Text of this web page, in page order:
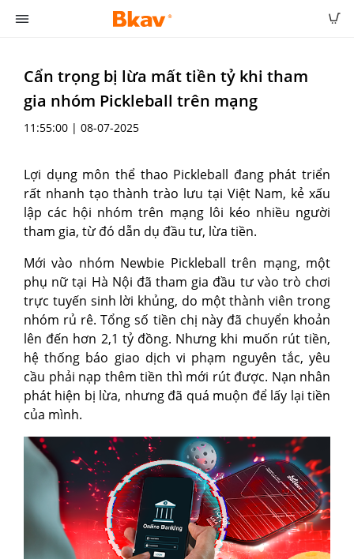
Cẩn trọng bị lừa mất tiền tỷ khi tham
gia nhóm Pickleball trên mạng
11:55:00 | 08-07-2025
Lợi dụng môn thể thao Pickleball đang phát triển
rất nhanh tạo thành trào lưu tại Việt Nam, kẻ xấu
lập các hội nhóm trên mạng lôi kéo nhiều người
tham gia, từ đó dẫn dụ đầu tư, lừa tiền.
Mới vào nhóm Newbie Pickleball trên mạng, một
phụ nữ tại Hà Nội đã tham gia đầu tư vào trò chơi
trực tuyến sinh lời khủng, do một thành viên trong
nhóm rủ rê. Tổng số tiền chị này đã chuyển khoản
lên đến hơn 2,1 tỷ đồng. Nhưng khi muốn rút tiền,
hệ thống báo giao dịch vi phạm nguyên tắc, yêu
cầu phải nạp thêm tiền thì mới rút được. Nạn nhân
phát hiện bị lừa, nhưng đã quá muộn để lấy lại tiền
của mình.